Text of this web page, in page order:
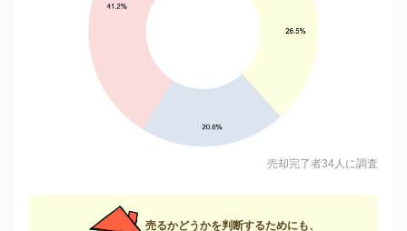
売却完了者34人に調査
売るかどうかを判断するためにも、